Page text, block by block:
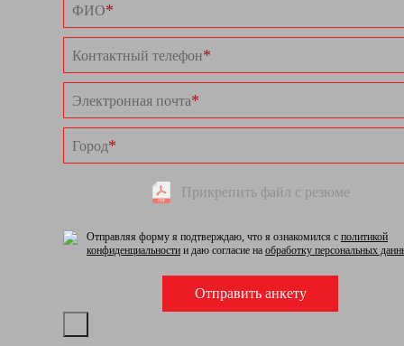
ФИО*
Контактный телефон*
Электронная почта*
Город*
Прикрепить файл с резюме
Отправляя форму я подтверждаю, что я ознакомился с политикой
конфиденциальности и даю согласие на обработку персональных